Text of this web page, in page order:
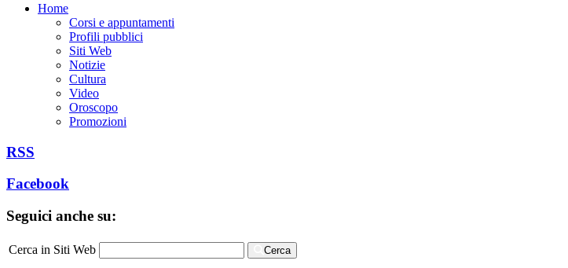
Home
Corsi e appuntamenti
Profili pubblici
Siti Web
Notizie
Cultura
Video
Oroscopo
Promozioni
RSS
Facebook
Seguici anche su:
Cerca in Siti Web Cerca